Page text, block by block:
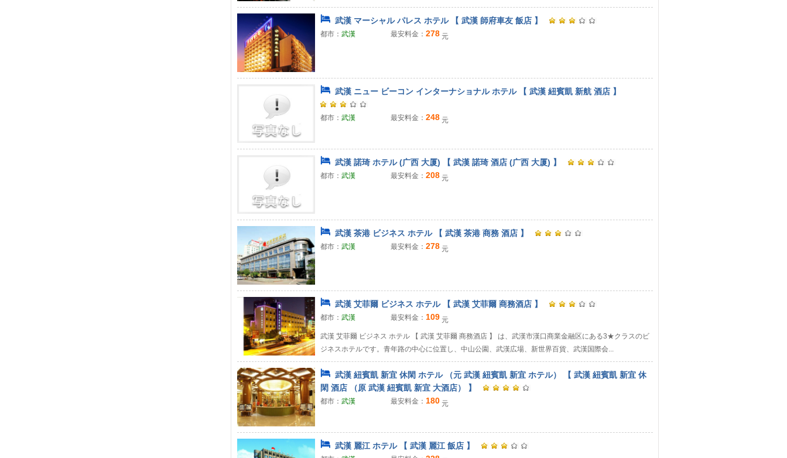
武漢 マーシャル パレス ホテル 【 武漢 師府車友 飯店 】
都市： 武漢 最安料金： 278 元
武漢 ニュー ビーコン インターナショナル ホテル 【 武漢 紐賓凱 新航 酒店 】
都市： 武漢 最安料金： 248 元
武漢 諾琦 ホテル (广西 大厦) 【 武漢 諾琦 酒店 (广西 大厦) 】
都市： 武漢 最安料金： 208 元
武漢 茶港 ビジネス ホテル 【 武漢 茶港 商務 酒店 】
都市： 武漢 最安料金： 278 元
武漢 艾菲爾 ビジネス ホテル 【 武漢 艾菲爾 商務酒店 】
都市： 武漢 最安料金： 109 元
武漢 艾菲爾 ビジネス ホテル 【 武漢 艾菲爾 商務酒店 】 は、武漢市漢口商業金融区にある3★クラスのビ
ジネスホテルです。青年路の中心に位置し、中山公園、武漢広場、新世界百貨、武漢国際会...
武漢 紐賓凱 新宜 休閑 ホテル （元 武漢 紐賓凱 新宜 ホテル） 【 武漢 紐賓凱 新宜 休
閑 酒店 （原 武漢 紐賓凱 新宜 大酒店） 】
都市： 武漢 最安料金： 180 元
武漢 麗江 ホテル 【 武漢 麗江 飯店 】